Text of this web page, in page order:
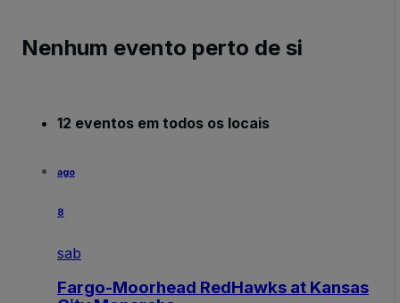
Nenhum evento perto de si
12 eventos em todos os locais
ago
8
sab
Fargo-Moorhead RedHawks at Kansas